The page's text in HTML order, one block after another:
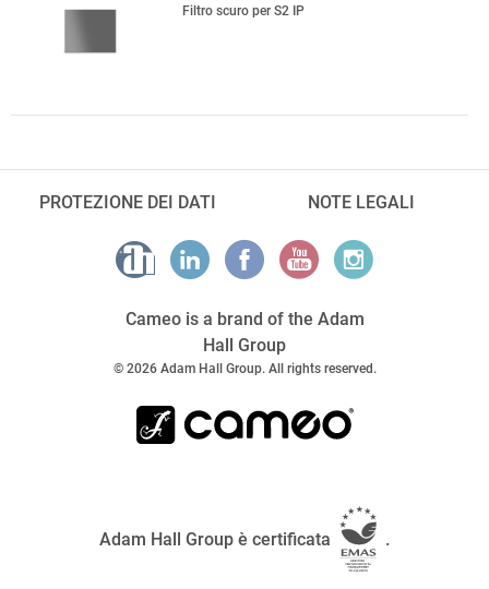
Filtro scuro per S2 IP
PROTEZIONE DEI DATI NOTE LEGALI
Cameo is a brand of the Adam
Hall Group
© 2026 Adam Hall Group. All rights reserved.
Adam Hall Group è certificata .